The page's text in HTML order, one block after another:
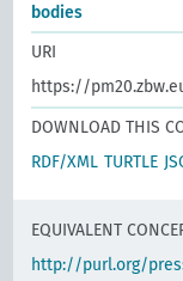
bodies
URI
https://
DOWNLOAD THIS
RDF/XML TURTLE
EQUIVALENT
http://purl.org/